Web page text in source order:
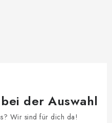
der Auswahl
Wir sind für dich da!